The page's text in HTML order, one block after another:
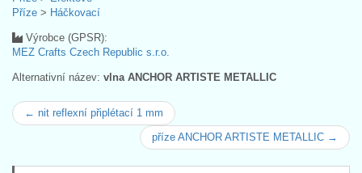
Příze > Háčkovací
Výrobce (GPSR):
MEZ Crafts Czech Republic s.r.o.
Alternativní název: vlna ANCHOR ARTISTE METALLIC
← nit reflexní připlétací 1 mm
příze ANCHOR ARTISTE METALLIC →